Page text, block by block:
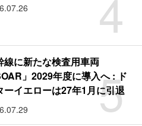
4
5
線に新たな検査用車両
」2029年度に導入へ : ド
ーイエローは27年1月に引退